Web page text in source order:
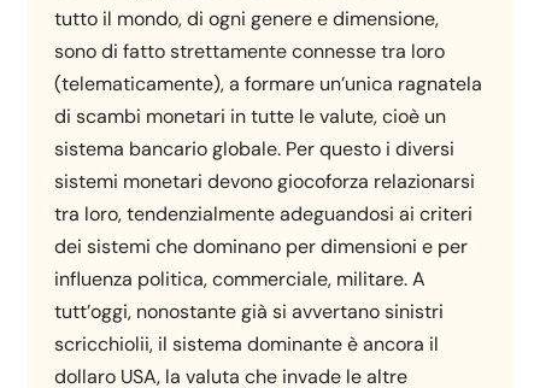
tutto il mondo, di ogni genere e dimensione,
sono di fatto strettamente connesse tra loro
(telematicamente), a formare un’unica ragnatela
di scambi monetari in tutte le valute, cioè un
sistema bancario globale. Per questo i diversi
sistemi monetari devono giocoforza relazionarsi
tra loro, tendenzialmente adeguandosi ai criteri
dei sistemi che dominano per dimensioni e per
influenza politica, commerciale, militare. A
tutt’oggi, nonostante già si avvertano sinistri
scricchiolii, il sistema dominante è ancora il
dollaro USA, la valuta che invade le altre